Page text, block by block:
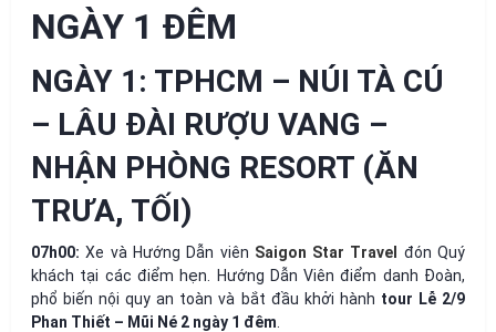
NGÀY 1 ĐÊM
NGÀY 1: TPHCM – NÚI TÀ CÚ
– LÂU ĐÀI RƯỢU VANG –
NHẬN PHÒNG RESORT (ĂN
TRƯA, TỐI)
07h00: Xe và Hướng Dẫn viên Saigon Star Travel
đón Quý
khách tại các điểm hẹn. Hướng Dẫn Viên điểm danh Đoàn,
phổ biến nội quy an toàn và bắt đầu khởi hành tour Lễ 2/9
Phan Thiết – Mũi Né 2 ngày 1 đêm